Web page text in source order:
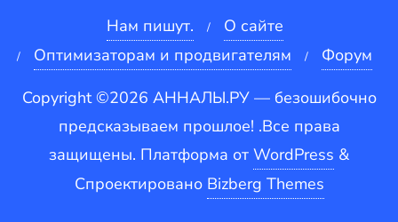
Нам пишут.
О сайте
Оптимизаторам и продвигателям
Форум
Copyright ©2026 АННАЛЫ.РУ — безошибочно
предсказываем прошлое! .Все права
защищены. Платформа от WordPress &
Спроектировано Bizberg Themes